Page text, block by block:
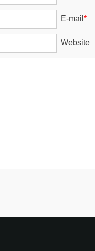
E-mail *
Website